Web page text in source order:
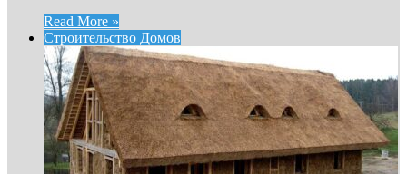
Read More »
Строительство Домов